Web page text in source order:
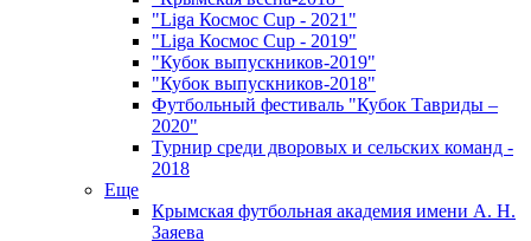
"Liga Космос Cup - 2021"
"Liga Космос Cup - 2019"
"Кубок выпускников-2019"
"Кубок выпускников-2018"
Футбольный фестиваль "Кубок Тавриды –
2020"
Турнир среди дворовых и сельских команд -
2018
Еще
Крымская футбольная академия имени А. Н.
Заяева